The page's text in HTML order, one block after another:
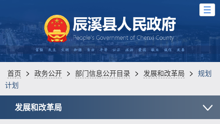
首页 > 政务公开 > 部门信息公开目录 > 发展和改革局 > 规划
计划
发展和改革局